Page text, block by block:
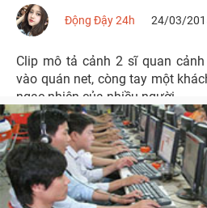
Động Đậy 24h 24/03/
Clip mô tả cảnh 2 sĩ quan
vào quán net, còng tay một
ngạc nhiên của nhiều người.